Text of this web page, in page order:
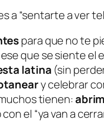
a “sentarte a ver
para que no te
que se siente el
latina (sin
y celebrar
tienen:
el “ya van a